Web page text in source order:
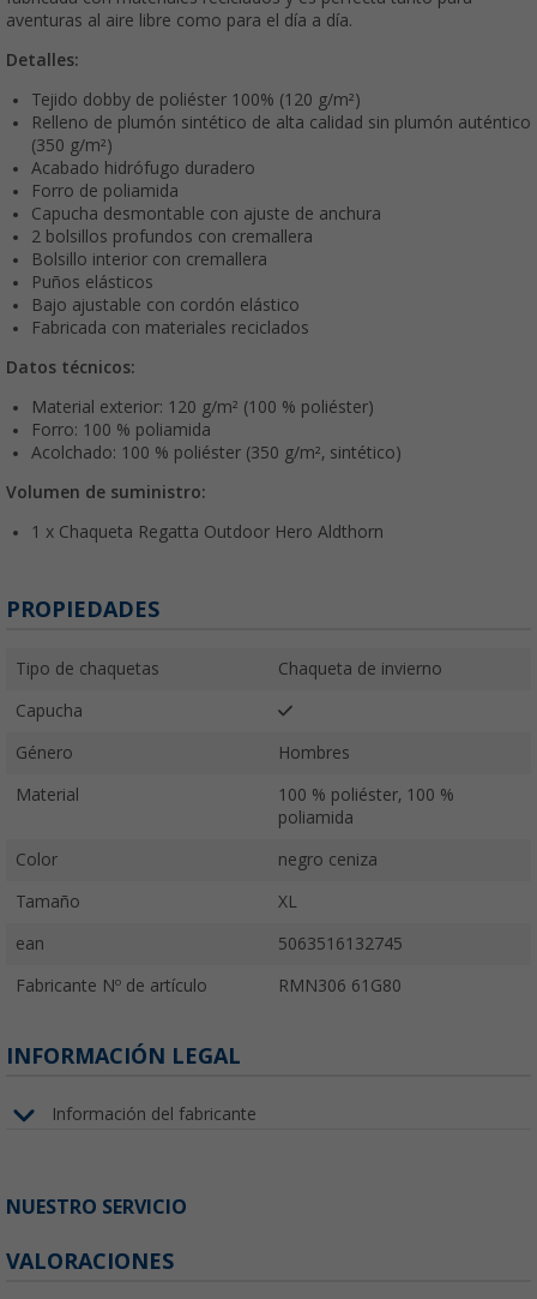
aventuras al aire libre como para el día a día.
Detalles:
Tejido dobby de poliéster 100% (120 g/m²)
Relleno de plumón sintético de alta calidad sin plumón auténtico
(350 g/m²)
Acabado hidrófugo duradero
Forro de poliamida
Capucha desmontable con ajuste de anchura
2 bolsillos profundos con cremallera
Bolsillo interior con cremallera
Puños elásticos
Bajo ajustable con cordón elástico
Fabricada con materiales reciclados
Datos técnicos:
Material exterior: 120 g/m² (100 % poliéster)
Forro: 100 % poliamida
Acolchado: 100 % poliéster (350 g/m², sintético)
Volumen de suministro:
1 x Chaqueta Regatta Outdoor Hero Aldthorn
PROPIEDADES
Tipo de chaquetas Chaqueta de invierno
Capucha
Género Hombres
Material
100 % poliéster, 100 %
poliamida
Color negro ceniza
Tamaño XL
ean 5063516132745
Fabricante Nº de artículo RMN306 61G80
INFORMACIÓN LEGAL
Información del fabricante
NUESTRO SERVICIO
VALORACIONES